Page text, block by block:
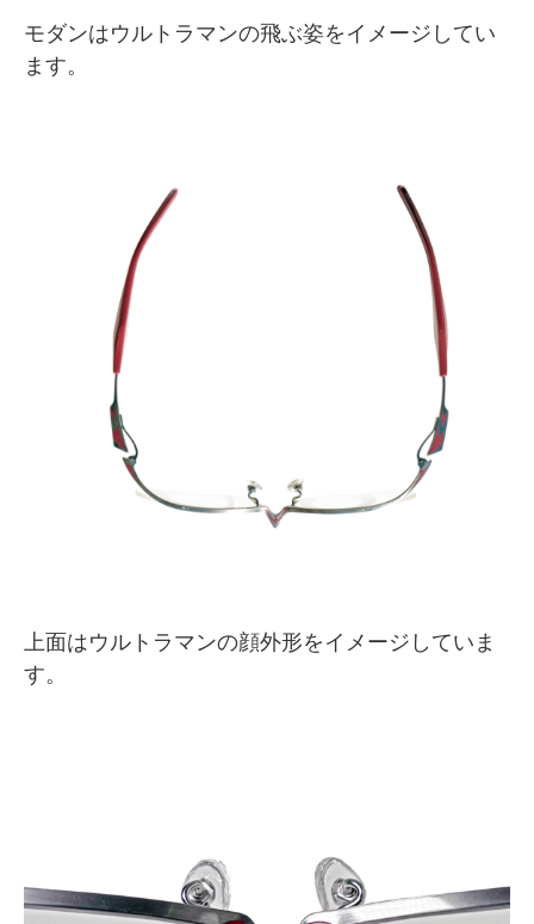
モダンはウルトラマンの飛ぶ姿をイメージしてい
ます。
上面はウルトラマンの顔外形をイメージしていま
す。